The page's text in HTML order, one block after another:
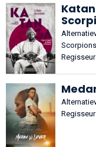
Scorpions
Regisseur
Regisseur